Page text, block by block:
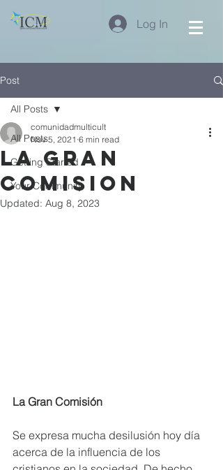
Log In
Post
All Posts
Getting Started
Your Community
All Posts
LA GRAN
COMISION
comunidadmulticult
Nov 5, 2021 6 min read
Updated: Aug 8, 2023
La Gran Comisión
Se expresa mucha desilusión hoy día
acerca de la influencia de los